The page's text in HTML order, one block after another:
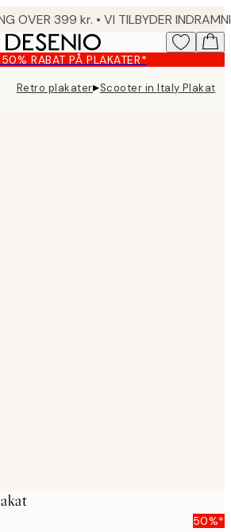
RABAT PÅ PLAKATER*
Retro plakater▸Scooter in Italy Plakat
50%*